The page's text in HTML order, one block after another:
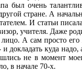
был очень
стране. А
И статьи
учителя. Даже
А сам просто
докладать куда
не в момент
в начале 70-х.